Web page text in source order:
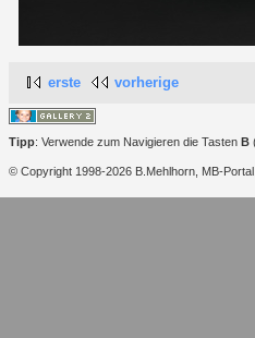
erste vorherige
Tipp: Verwende zum Navigieren die Tasten B
© Copyright 1998-2026 B.Mehlhorn, MB-